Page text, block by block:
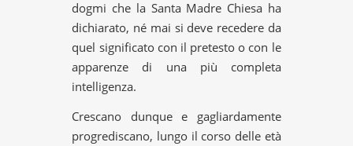
dogmi che la Santa Madre Chiesa ha
dichiarato, né mai si deve recedere da
quel significato con il pretesto o con le
apparenze di una più completa
intelligenza.
Crescano dunque e gagliardamente
progrediscano, lungo il corso delle età